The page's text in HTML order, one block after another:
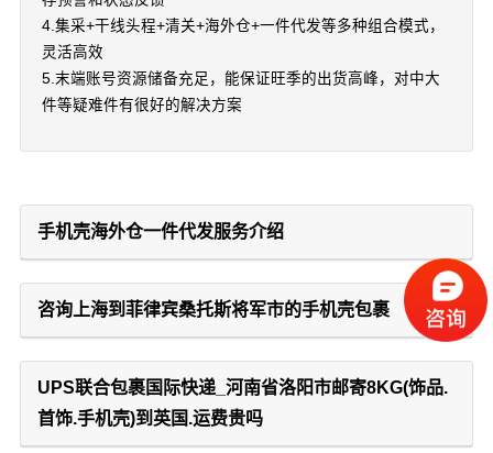
4.集采+干线头程+清关+海外仓+一件代发等多种组合模式，
灵活高效
5.末端账号资源储备充足，能保证旺季的出货高峰，对中大
件等疑难件有很好的解决方案
手机壳海外仓一件代发服务介绍
咨询上海到菲律宾桑托斯将军市的手机壳包裹
UPS联合包裹国际快递_河南省洛阳市邮寄8KG(饰品.
首饰.手机壳)到英国.运费贵吗